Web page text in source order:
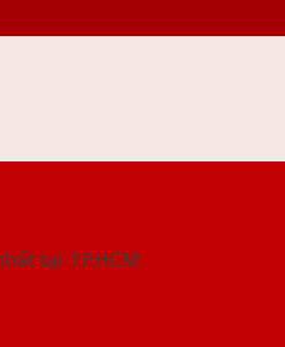
tại TP.HCM